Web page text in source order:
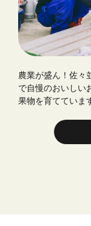
農業が盛ん！佐々
で自慢のおいしい
果物を育てていま